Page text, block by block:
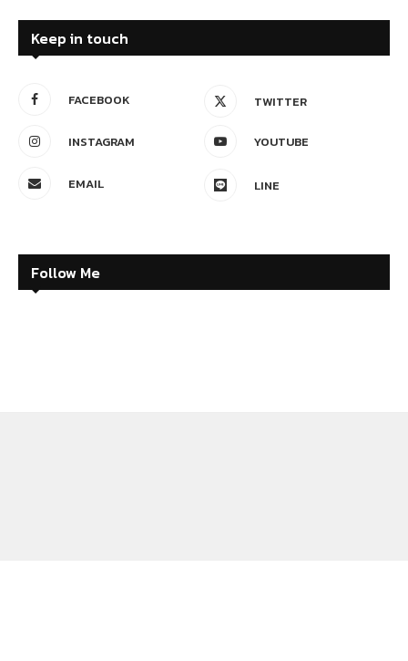
Keep in touch
FACEBOOK TWITTER
INSTAGRAM YOUTUBE
EMAIL LINE
Follow Me